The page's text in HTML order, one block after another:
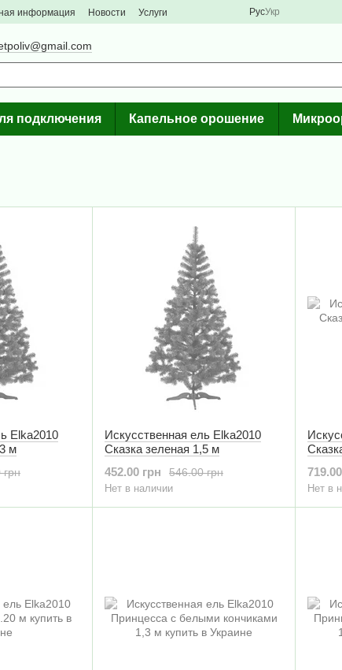
информация Новости Услуги РусУкр
подключения Капельное орошение
Elka2010
м
грн
Искусственная ель Elka2010
Сказка зеленая 1,5 м
546.00 грн
452.00 грн
Нет в наличии Нет в